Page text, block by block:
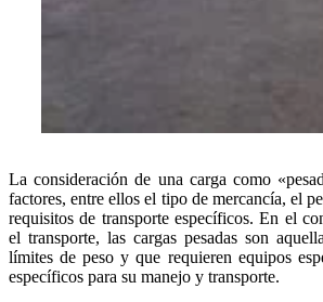
La consideración de una carga como
factores, entre ellos el tipo de mercancía, el
requisitos de transporte específicos. En el
el transporte, las cargas pesadas son
límites de peso y que requieren equipos
específicos para su manejo y transporte.